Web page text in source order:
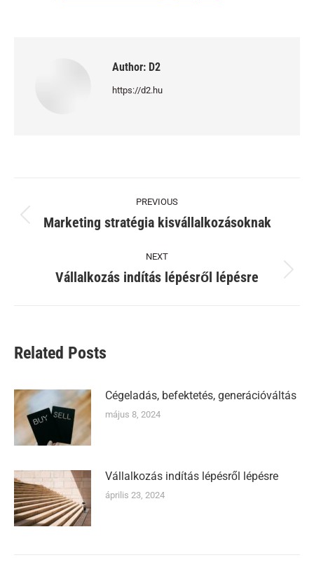
Author: D2
https://d2.hu
navigation
PREVIOUS
Previous
Marketing stratégia kisvállalkozásoknak
NEXT
Next
Vállalkozás indítás lépésről lépésre
Related Posts
Cégeladás, befektetés, generációváltás
május 8, 2024
Vállalkozás indítás lépésről lépésre
április 23, 2024